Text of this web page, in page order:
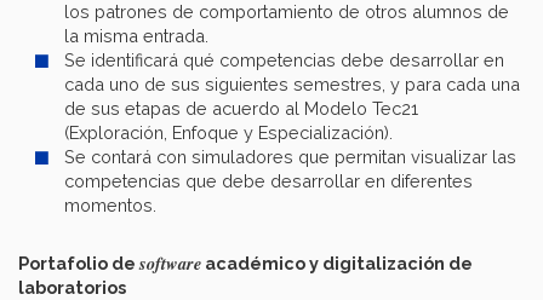
los patrones de comportamiento de otros alumnos de
la misma entrada.
Se identificará qué competencias debe desarrollar en
cada uno de sus siguientes semestres, y para cada una
de sus etapas de acuerdo al Modelo Tec21
(Exploración, Enfoque y Especialización).
Se contará con simuladores que permitan visualizar las
competencias que debe desarrollar en diferentes
momentos.
Portafolio de software académico y digitalización de
laboratorios